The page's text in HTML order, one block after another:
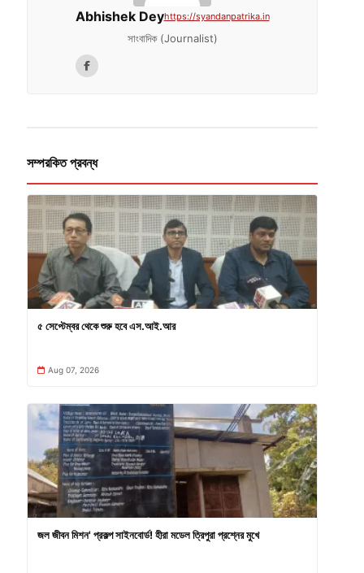
Abhishek Deyhttps://syandanpatrika.in
সাংবাদিক (Journalist)
সম্পরকিত প্রবন্ধ
৫ সেপ্টেম্বর থেকে শুরু হবে এস.আই.আর
Aug 07, 2026
জল জীবন মিশন' প্রকল্প সাইনবোর্ড! হীরা মডেল ত্রিপুরা প্রশ্নের মুখে